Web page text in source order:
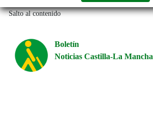
Salto al contenido
Boletín
Noticias Castilla-La Mancha